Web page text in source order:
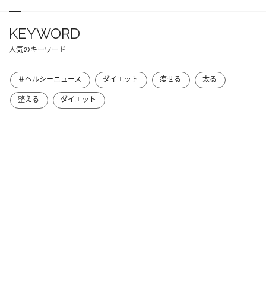
KEYWORD
人気のキーワード
＃ヘルシーニュース ダイエット 痩せる
太る
整える
ダイエット